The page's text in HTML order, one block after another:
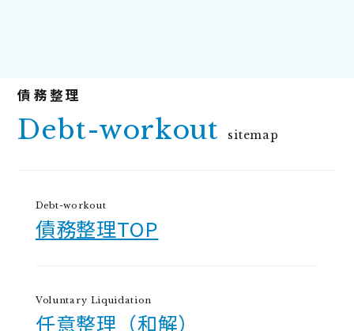
Debt-workout sitemap
Debt-workout
債務整理TOP
Voluntary Liquidation
任意整理（和解）